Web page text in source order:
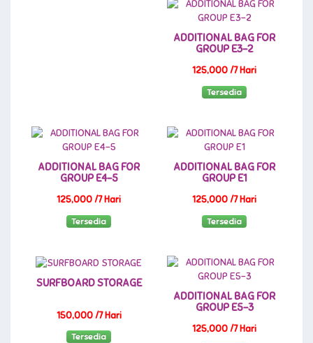
ADDITIONAL BAG FOR
GROUP E3-2
125,000 /7 Hari
Tersedia
ADDITIONAL BAG FOR
GROUP E4-5
125,000 /7 Hari
Tersedia
ADDITIONAL BAG FOR
GROUP E1
125,000 /7 Hari
Tersedia
SURFBOARD STORAGE
150,000 /7 Hari
Tersedia
ADDITIONAL BAG FOR
GROUP E5-3
125,000 /7 Hari